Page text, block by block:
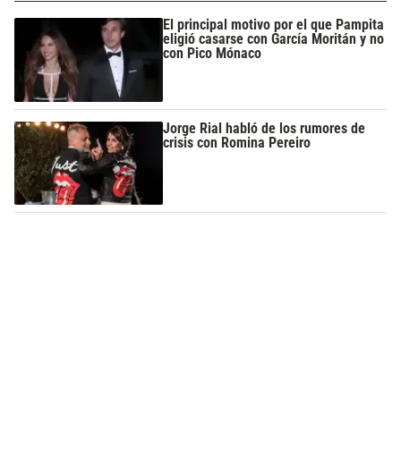
El principal motivo por el que Pampita
eligió casarse con García Moritán y no
con Pico Mónaco
Jorge Rial habló de los rumores de
crisis con Romina Pereiro